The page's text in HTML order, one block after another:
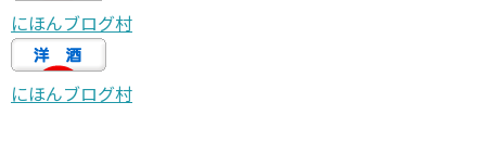
にほんブログ村
にほんブログ村